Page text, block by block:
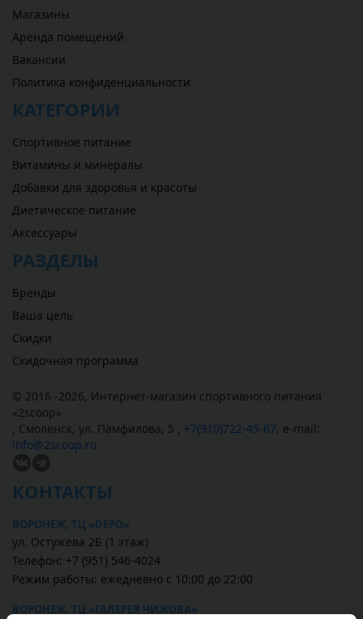
Магазины
Аренда помещений
Вакансии
Политика конфиденциальности
КАТЕГОРИИ
Спортивное питание
Витамины и минералы
Добавки для здоровья и красоты
Диетическое питание
Аксессуары
РАЗДЕЛЫ
Бренды
Ваша цель
Скидки
Скидочная программа
© 2016 -2026, Интернет-магазин спортивного питания
«2scoop»
, Смоленск, ул. Памфилова, 5 , +7(910)722-45-67, e-mail:
info@2scoop.ru
КОНТАКТЫ
ВОРОНЕЖ, ТЦ «DEPO»
ул. Остужева 2Б (1 этаж)
Телефон: +7 (951) 546-4024
Режим работы: ежедневно с 10:00 до 22:00
ВОРОНЕЖ, ТЦ «ГАЛЕРЕЯ ЧИЖОВА»